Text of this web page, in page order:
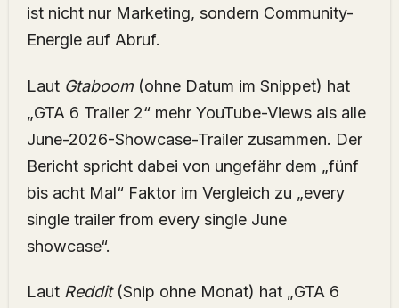
ist nicht nur Marketing, sondern Community-
Energie auf Abruf.
Laut Gtaboom(ohne Datum im Snippet) hat
„GTA 6 Trailer 2“ mehr YouTube-Views als alle
June-2026-Showcase-Trailer zusammen. Der
Bericht spricht dabei von ungefähr dem „fünf
bis acht Mal“ Faktor im Vergleich zu „every
single trailer from every single June
showcase“.
Laut Reddit(Snip ohne Monat) hat „GTA 6